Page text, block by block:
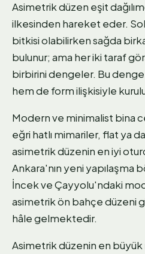
Asimetrik düzen eşit
ilkesinden hareket eder.
bitkisi olabilirken sağda
bulunur; ama her iki taraf
birbirini dengeler. Bu
hem de form ilişkisiyle
Modern ve minimalist bina
eğri hatlı mimariler, flat ya
asimetrik düzenin en iyi
Ankara'nın yeni yapılaşma
İncek ve Çayyolu'ndaki
asimetrik ön bahçe düzeni
hâle gelmektedir.
Asimetrik düzenin en büyük